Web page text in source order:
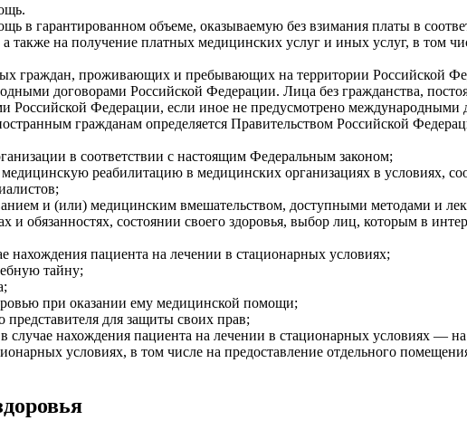
в гарантированном объеме, оказываемую без взимания платы в
на получение платных медицинских услуг и иных услуг, в том
граждан, проживающих и пребывающих на территории Российской
договорами Российской Федерации. Лица без гражданства,
Российской Федерации, если иное не предусмотрено международными
гражданам определяется Правительством Российской
в соответствии с настоящим Федеральным законом;
реабилитацию в медицинских организациях в условиях,
и (или) медицинским вмешательством, доступными методами и
и обязанностях, состоянии своего здоровья, выбор лиц, которым в
нахождения пациента на лечении в стационарных условиях;
тайну;
при оказании ему медицинской помощи;
представителя для защиты своих прав;
случае нахождения пациента на лечении в стационарных условиях —
условиях, в том числе на предоставление отдельного